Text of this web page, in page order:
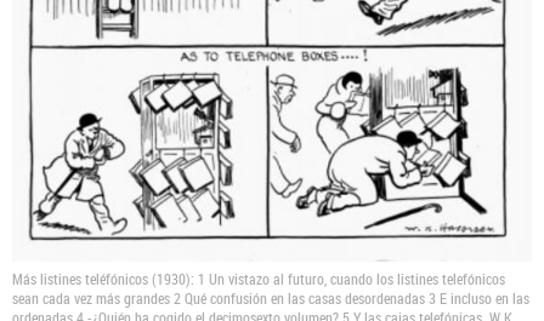
Más listines teléfónicos (1930): 1 Un vistazo al futuro, cuando los listines telefónicos
sean cada vez más grandes 2 Qué confusión en las casas desordenadas 3 E incluso en las